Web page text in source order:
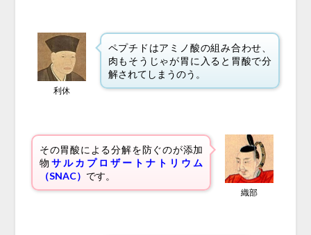
利休
ペプチドはアミノ酸の組み合わせ、
肉もそうじゃが胃に入ると胃酸で分
解されてしまうのう。
その胃酸による分解を防ぐのが添加
物 サルカプロザートナトリウム
（SNAC） です。
織部